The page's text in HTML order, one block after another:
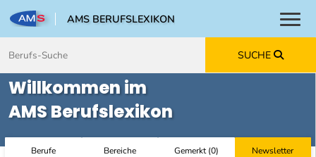
AMS BERUFSLEXIKON
SUCHE
Willkommen im
AMS Berufslexikon
Berufe Bereiche Gemerkt(0) Newsletter